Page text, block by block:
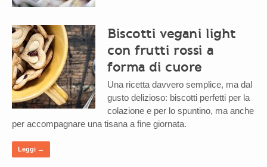
Biscotti vegani light
con frutti rossi a
forma di cuore
Una ricetta davvero semplice, ma dal
gusto delizioso: biscotti perfetti per la
colazione e per lo spuntino, ma anche
per accompagnare una tisana a fine giornata.
Leggi →